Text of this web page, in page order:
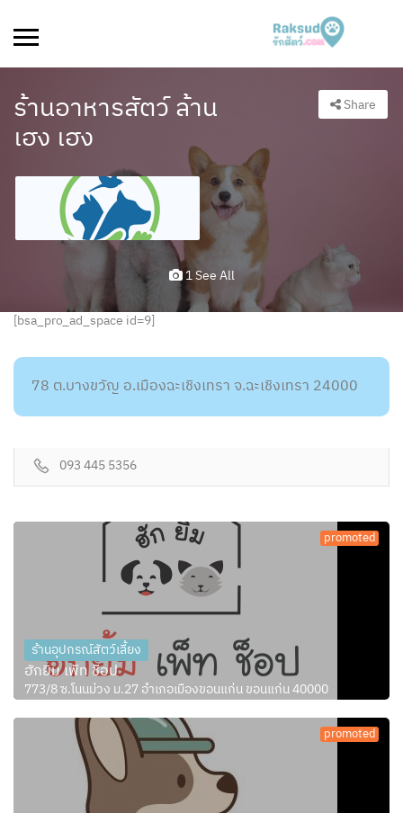
ร้านอาหารสัตว์ ล้าน
เฮง เฮง
Share
1 See All
[bsa_pro_ad_space id=9]
78 ต.บางขวัญ อ.เมืองฉะเชิงเทรา จ.ฉะเชิงเทรา 24000
093 445 5356
promoted
ร้านอุปกรณ์สัตว์เลี้ยง
ฮักยิ้ม เพ็ท ช็อป
773/8 ซ.โนนม่วง ม.27 อำเภอเมืองขอนแก่น ขอนแก่น 40000
promoted